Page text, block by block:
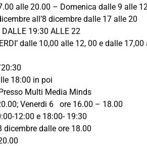
alle 20.00 – Domenica dalle 9 alle 12
all’8 dicembre dalle 17 alle 20
DALLE 19:30 ALLE 22
dalle 10,00 alle 12, 00 e dalle
18:00 in poi
Multi Media Minds
Venerdi 6 ore 16.00 – 18.00
12:00 e 18:00- 19:30
dicembre dalle ore 18.00